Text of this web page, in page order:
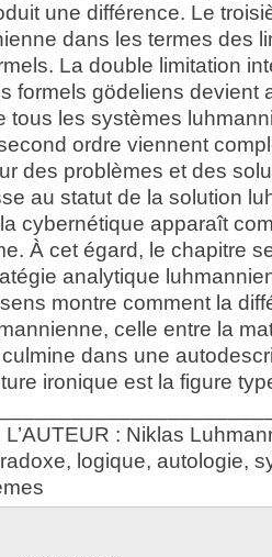
une différence. Le
dans les termes des
La double limitation
formels gödeliens devient
tous les systèmes
ordre viennent
des problèmes et des
au statut de la solution
cybernétique apparaît
À cet égard, le chapitre
analytique
montre comment la
celle entre la
dans une
ironique est la figure
: Niklas
logique, autologie,